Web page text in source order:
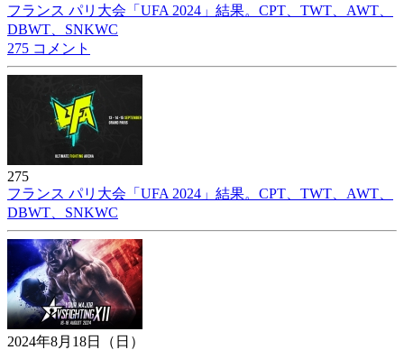
フランス パリ大会「UFA 2024」結果。CPT、TWT、AWT、
DBWT、SNKWC
275 コメント
275
フランス パリ大会「UFA 2024」結果。CPT、TWT、AWT、
DBWT、SNKWC
2024年8月18日（日）